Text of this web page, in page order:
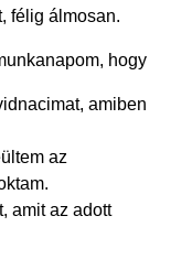
félig álmosan.
hogy
amiben
az
amit az adott